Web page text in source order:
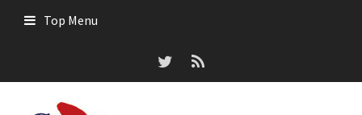
Top Menu